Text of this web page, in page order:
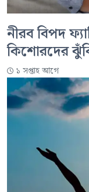
নীরব বিপদ
কিশোরদের
১ সপ্তাহ আগে